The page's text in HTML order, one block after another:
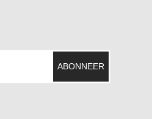
ABONNEER